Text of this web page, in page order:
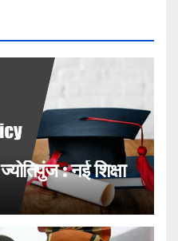
: नई शिक्षा